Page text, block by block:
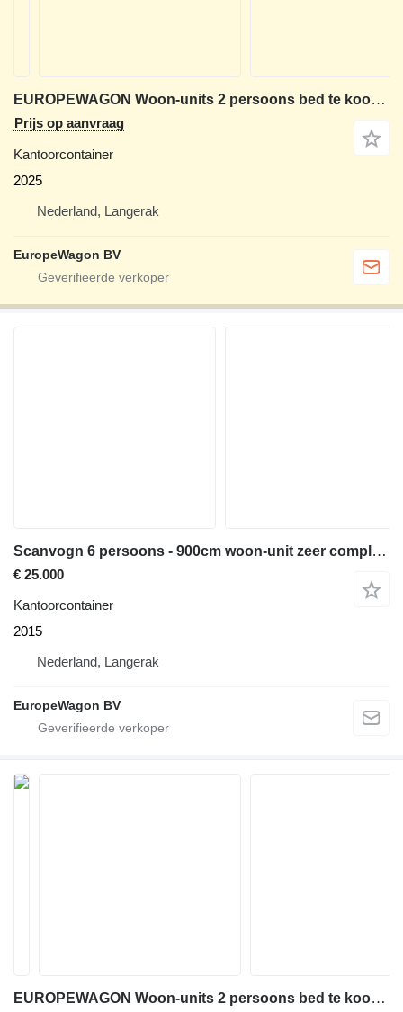
EUROPEWAGON Woon-units 2 persoons bed te koop uit voorraad lever
Prijs op aanvraag
Kantoorcontainer
2025
Nederland, Langerak
EuropeWagon BV
Scanvogn 6 persoons - 900cm woon-unit zeer compleet!
€ 25.000
Kantoorcontainer
2015
Nederland, Langerak
EuropeWagon BV
EUROPEWAGON Woon-units 2 persoons bed te koop uit voorraad lever